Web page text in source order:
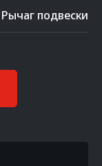
Рычаг подвески